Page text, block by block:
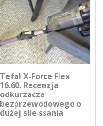
Tefal X-Force Flex
16.60. Recenzja
odkurzacza
bezprzewodowego o
dużej sile ssania